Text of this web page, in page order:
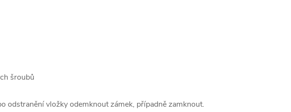
šroubů
odstranění vložky odemknout zámek, případně zamknout.